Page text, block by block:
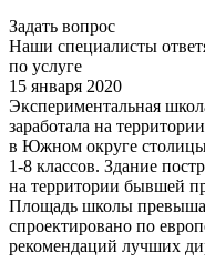
Задать вопрос
Наши специалисты
по услуге
15 января 2020
Экспериментальная
заработала на
в Южном округе
1-8 классов. Здание
на территории бывшей
Площадь школы
спроектировано по
рекомендаций лучших